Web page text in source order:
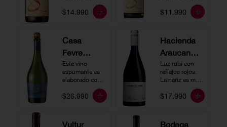
frambuesa. En
boca tiene una
es un vino muy
vertical. Ideal
para beberlo
más frío como
acompañado de
$14.990
blancas y lima.
En boca tiene
vertical y de
persistencia
media. Ideal
para acompañar
con ostras.
$11.990
Casa
Fevre
Quino
Espumant
Este vino
espumante es
elaborado con
tradicional y se
produce a partir
Chardonnay y
$26.990
Hacienda
Araucano-
Lurton
Humo
Gran
Luz rubí con
reflejos rojos.
La nariz es muy
expresiva con
notas de fresa y
rico y redondo
$17.990
Vultur
Bodega